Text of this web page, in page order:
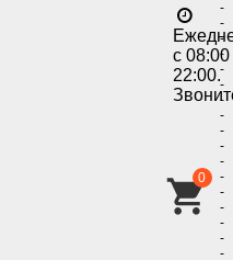
с
22:00.
-
-
-
-
-
-
-
-
-
-
-
-
-
-
-
-
-
0